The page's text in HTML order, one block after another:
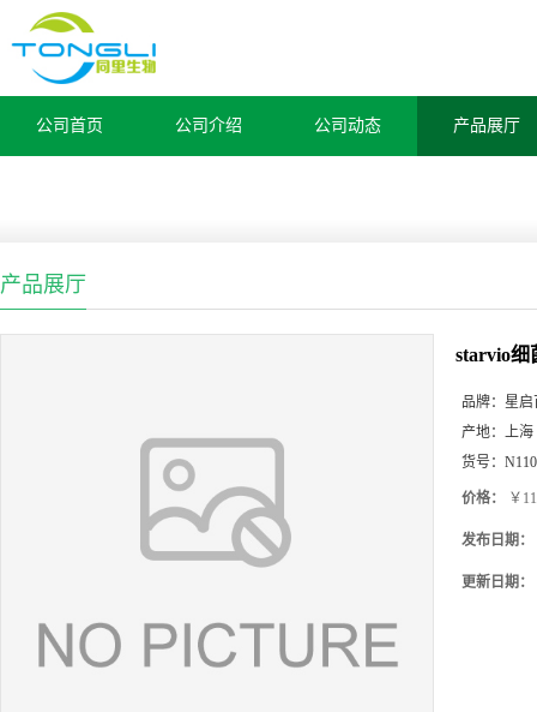
公司首页 公司介绍 公司动态 产品展厅
产品展厅
starvio细
品牌： 星启
产地： 上海
货号：
价格： ￥
发布日期：
更新日期：